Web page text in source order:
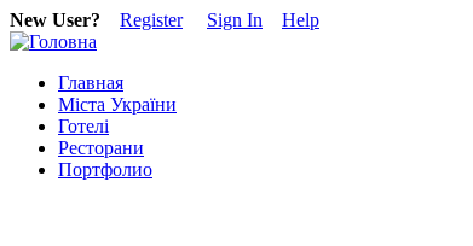
New User? Register Sign In Help
Главная
Міста України
Готелі
Ресторани
Портфолио